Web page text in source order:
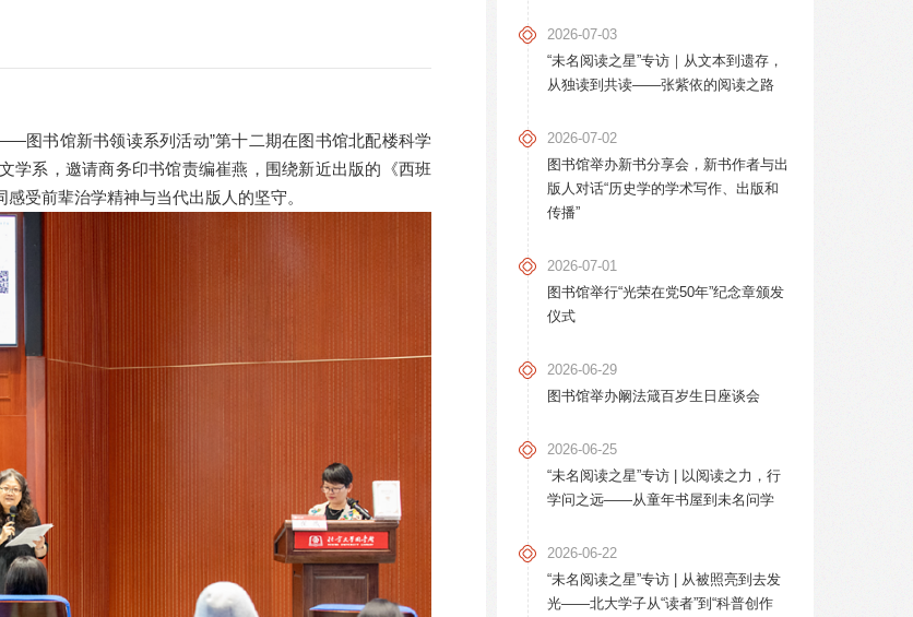
2026-07-03
“未名阅读之星”专访｜从文本到遗存，
从独读到共读——张紫依的阅读之路
2026-07-02
图书馆举办新书分享会，新书作者与出
版人对话“历史学的学术写作、出版和
传播”
2026-07-01
图书馆举行“光荣在党50年”纪念章颁发
仪式
2026-06-29
图书馆举办阚法箴百岁生日座谈会
2026-06-25
“未名阅读之星”专访 | 以阅读之力，行
学问之远——从童年书屋到未名问学
2026-06-22
“未名阅读之星”专访 | 从被照亮到去发
光——北大学子从“读者”到“科普创作
图书馆新书领读系列活动”第十二期在图书馆北配楼科学
学系，邀请商务印书馆责编崔燕，围绕新近出版的《西班
受前辈治学精神与当代出版人的坚守。